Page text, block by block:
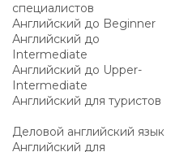
специалистов
Английский до Beginner
Английский до
Intermediate
Английский до Upper-
Intermediate
Английский для туристов
Деловой английский язык
Английский для